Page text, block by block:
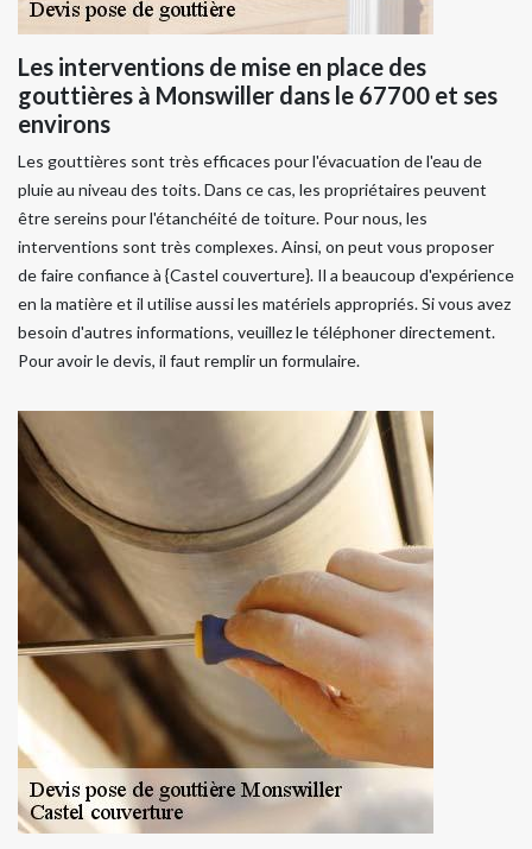
Les interventions de mise en place des
gouttières à Monswiller dans le 67700 et ses
environs
Les gouttières sont très efficaces pour l'évacuation de l'eau de
pluie au niveau des toits. Dans ce cas, les propriétaires peuvent
être sereins pour l'étanchéité de toiture. Pour nous, les
interventions sont très complexes. Ainsi, on peut vous proposer
de faire confiance à {Castel couverture}. Il a beaucoup d'expérience
en la matière et il utilise aussi les matériels appropriés. Si vous avez
besoin d'autres informations, veuillez le téléphoner directement.
Pour avoir le devis, il faut remplir un formulaire.